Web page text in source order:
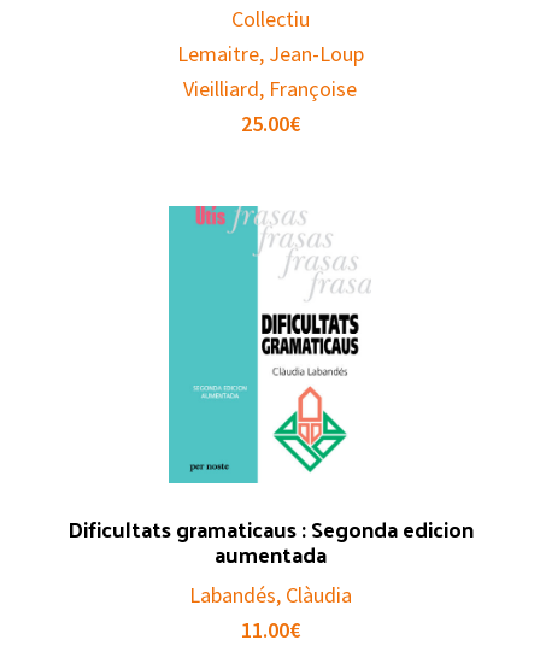
Collectiu
Lemaitre, Jean-Loup
Vieilliard, Françoise
25.00€
Dificultats gramaticaus : Segonda edicion
aumentada
Labandés, Clàudia
11.00€